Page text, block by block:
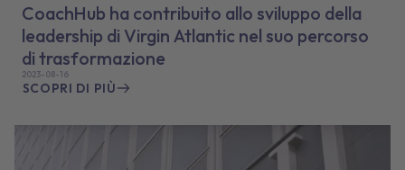
CoachHub ha contribuito allo sviluppo della
leadership di Virgin Atlantic nel suo percorso
di trasformazione
2023-08-16
SCOPRI DI PIÙ